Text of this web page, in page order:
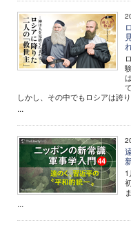
しかし、その中でもロシアは誇
...
...